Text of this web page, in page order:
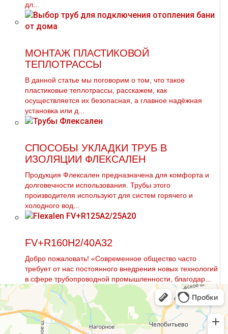
дл...
МОНТАЖ ПЛАСТИКОВОЙ
ТЕПЛОТРАССЫ
В данной статье мы поговорим о том, что такое
пластиковые тeплoтpaссы, расскажем, как
осуществляется их безопасная, а главное надёжная
установка или д...
СПОСОБЫ УКЛАДКИ ТРУБ В
ИЗОЛЯЦИИ ФЛЕКСАЛЕН
Продукция Флексален предназначена для комфорта и
долговечности использования. Трубы этого
производителя используют для систем горячего и
холодного вод...
FV+R160Н2/40А32
Добро пожаловать! «Современное общество часто
требует от нас постоянного внедрения новых технологий
в сфере тpубопроводной промышленности, благодар...